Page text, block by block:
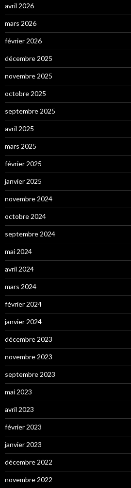
avril 2026
mars 2026
février 2026
décembre 2025
novembre 2025
octobre 2025
septembre 2025
avril 2025
mars 2025
février 2025
janvier 2025
novembre 2024
octobre 2024
septembre 2024
mai 2024
avril 2024
mars 2024
février 2024
janvier 2024
décembre 2023
novembre 2023
septembre 2023
mai 2023
avril 2023
février 2023
janvier 2023
décembre 2022
novembre 2022